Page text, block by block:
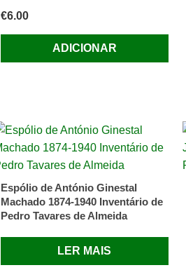
€6.00
ADICIONAR
Espólio de António Ginestal
Machado 1874-1940 Inventário de
Pedro Tavares de Almeida
LER MAIS